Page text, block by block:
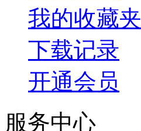
我的收藏夹
下载记录
开通会员
服务中心